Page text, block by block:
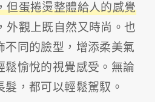
但蛋捲燙整體給人的感覺
外觀上既自然又時尚。也
不同的臉型，增添柔美氣
鬆愉悅的視覺感受。無論
髮，都可以輕鬆駕馭。